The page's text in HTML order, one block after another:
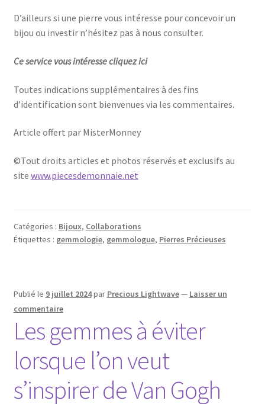
D’ailleurs si une pierre vous intéresse pour concevoir un
bijou ou investir n’hésitez pas à nous consulter.
Ce service vous intéresse cliquez ici
Toutes indications supplémentaires à des fins
d’identification sont bienvenues via les commentaires.
Article offert par MisterMonney
©Tout droits articles et photos réservés et exclusifs au
site www.piecesdemonnaie.net
Catégories : Bijoux, Collaborations
Étiquettes : gemmologie, gemmologue, Pierres Précieuses
Publié le 9 juillet 2024par Precious Lightwave— Laisser un
commentaire
Les gemmes à éviter
lorsque l’on veut
s’inspirer de Van Gogh